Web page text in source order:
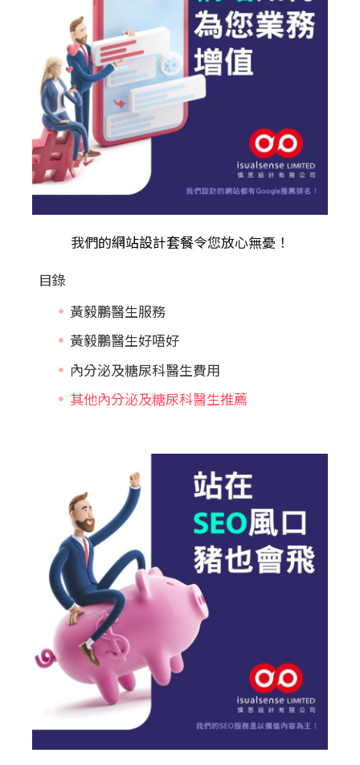
我們的網站設計套餐令您放心無憂！
目錄
黃毅鵬醫生服務
黃毅鵬醫生好唔好
內分泌及糖尿科醫生費用
其他內分泌及糖尿科醫生推薦